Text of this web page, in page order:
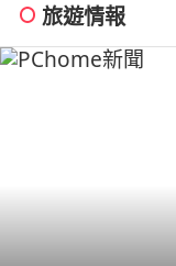
旅遊情報